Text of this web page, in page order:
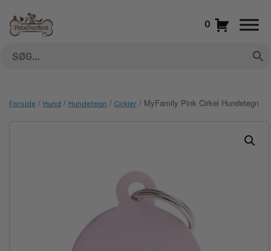
indhold
0
Forside / Hund / Hundetegn / Cirkler / MyFamily Pink Cirkel Hundetegn